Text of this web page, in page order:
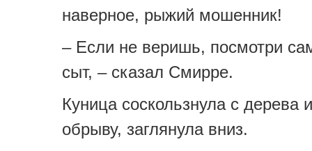
наверное, рыжий мошенник!
– Если не веришь, посмотри
сыт, – сказал Смирре.
Куница соскользнула с дерева
обрыву, заглянула вниз.